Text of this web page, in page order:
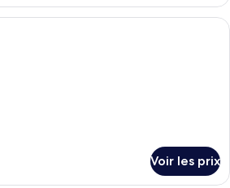
Une chambre d’hôtel équipée d’un
Voir les prix